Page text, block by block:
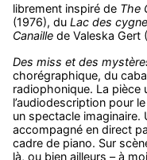
librement inspiré de The
(1976), du Lac des
Canaille de Valeska Gert
Des miss et des
chorégraphique, du
radiophonique. La pièce
l’audiodescription pour
un spectacle imaginaire.
accompagné en direct
cadre de piano. Sur
là, ou bien ailleurs – à